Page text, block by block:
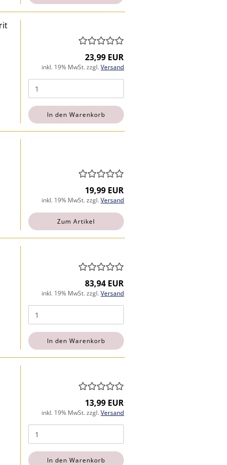
23,99 EUR
inkl. 19% MwSt. zzgl.Versand
In den Warenkorb
19,99 EUR
inkl. 19% MwSt. zzgl.Versand
Zum Artikel
83,94 EUR
inkl. 19% MwSt. zzgl.Versand
In den Warenkorb
13,99 EUR
inkl. 19% MwSt. zzgl.Versand
In den Warenkorb